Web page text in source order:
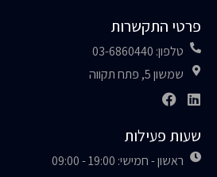
פרטי התקשרות
טלפון: 03-6860440
שמשון 5, פתח תקווה
שעות פעילות
ראשון - חמישי: 19:00 - 09:00